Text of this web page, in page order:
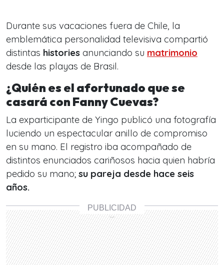
Durante sus vacaciones fuera de Chile, la
emblemática personalidad televisiva compartió
distintas histories anunciando su matrimonio
desde las playas de Brasil.
¿Quién es el afortunado que se
casará con Fanny Cuevas?
La exparticipante de Yingo publicó una fotografía
luciendo un espectacular anillo de compromiso
en su mano. El registro iba acompañado de
distintos enunciados cariñosos hacia quien habría
pedido su mano; su pareja desde hace seis
años.